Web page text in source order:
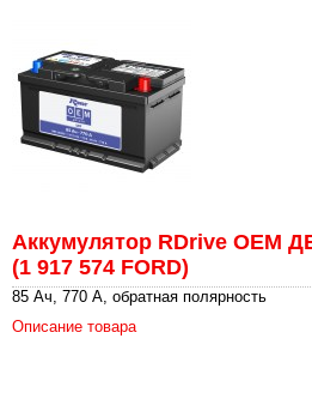
Аккумулятор RDrive OEM
(1 917 574 FORD)
85 Ач, 770 А, обратная полярность
Описание товара